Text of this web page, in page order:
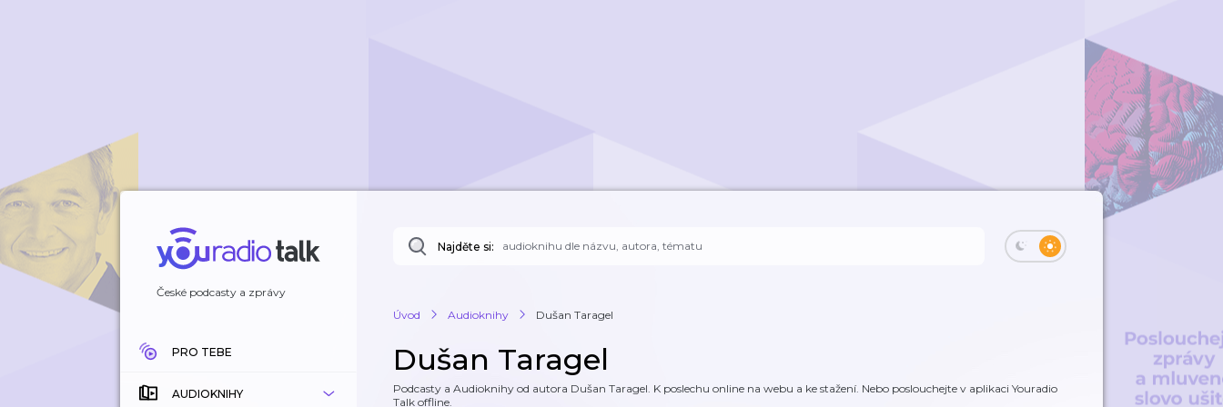
České podcasty a zprávy
PRO TEBE
AUDIOKNIHY
Najděte si:
Úvod Audioknihy Dušan Taragel
Dušan Taragel
Podcasty a Audioknihy od autora Dušan Taragel. K poslechu online na webu a ke stažení. Nebo poslouchejte v aplikaci Youradio
Talk offline.